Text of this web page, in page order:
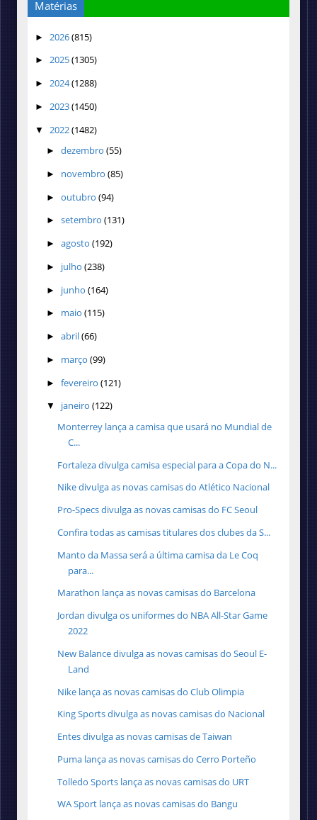
Matérias
► 2026(815)
► 2025(1305)
► 2024(1288)
► 2023(1450)
▼ 2022(1482)
► dezembro (55)
► novembro (85)
► outubro (94)
► setembro (131)
► agosto (192)
► julho (238)
► junho (164)
► maio (115)
► abril(66)
► março (99)
► fevereiro (121)
▼ janeiro (122)
Monterrey lança a camisa que usará no Mundial de
C...
Fortaleza divulga camisa especial para a Copa do N...
Nike divulga as novas camisas do Atlético Nacional
Pro-Specs divulga as novas camisas do FC Seoul
Confira todas as camisas titulares dos clubes da S...
Manto da Massa será a última camisa da Le Coq
para...
Marathon lança as novas camisas do Barcelona
Jordan divulga os uniformes do NBA All-Star Game
2022
New Balance divulga as novas camisas do Seoul E-
Land
Nike lança as novas camisas do Club Olimpia
King Sports divulga as novas camisas do Nacional
Entes divulga as novas camisas de Taiwan
Puma lança as novas camisas do Cerro Porteño
Tolledo Sports lança as novas camisas do URT
WA Sport lança as novas camisas do Bangu